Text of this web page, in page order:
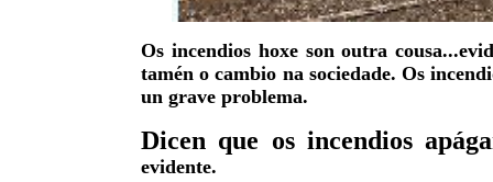
Os incendios hoxe son outra
tamén o cambio na sociedade. Os
un grave problema.
Dicen que os incendios
evidente.